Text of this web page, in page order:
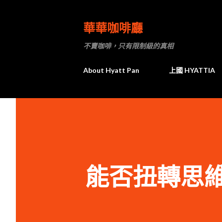
華華咖啡廳
不賣咖啡，只有限制級的真相
About Hyatt Pan 上國 HYATTIA
能否扭轉思